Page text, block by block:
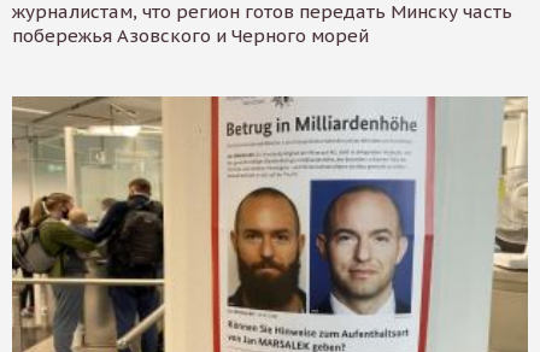
журналистам, что регион готов передать Минску часть
побережья Азовского и Черного морей